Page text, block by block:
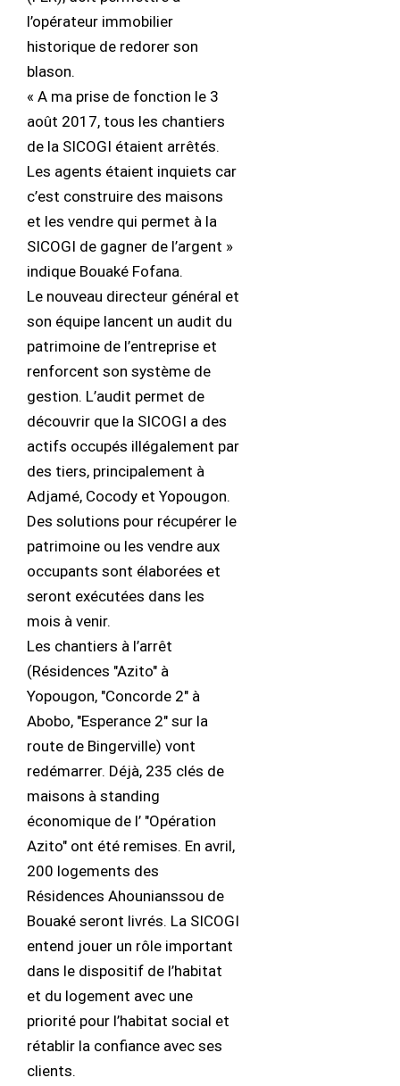
l’opérateur immobilier
historique de redorer son
blason.
« A ma prise de fonction le 3
août 2017, tous les chantiers
de la SICOGI étaient arrêtés.
Les agents étaient inquiets car
c’est construire des maisons
et les vendre qui permet à la
SICOGI de gagner de l’argent »
indique Bouaké Fofana.
Le nouveau directeur général et
son équipe lancent un audit du
patrimoine de l’entreprise et
renforcent son système de
gestion. L’audit permet de
découvrir que la SICOGI a des
actifs occupés illégalement par
des tiers, principalement à
Adjamé, Cocody et Yopougon.
Des solutions pour récupérer le
patrimoine ou les vendre aux
occupants sont élaborées et
seront exécutées dans les
mois à venir.
Les chantiers à l’arrêt
(Résidences "Azito" à
Yopougon, "Concorde 2" à
Abobo, "Esperance 2" sur la
route de Bingerville) vont
redémarrer. Déjà, 235 clés de
maisons à standing
économique de l’ "Opération
Azito" ont été remises. En avril,
200 logements des
Résidences Ahounianssou de
Bouaké seront livrés. La SICOGI
entend jouer un rôle important
dans le dispositif de l’habitat
et du logement avec une
priorité pour l’habitat social et
rétablir la confiance avec ses
clients.